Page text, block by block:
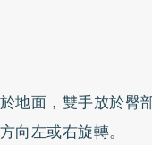
地面，雙手放於臀
向左或右旋轉。